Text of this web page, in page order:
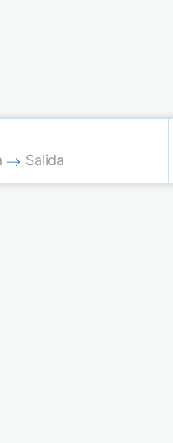
down arrow key to
Press the down
Salida